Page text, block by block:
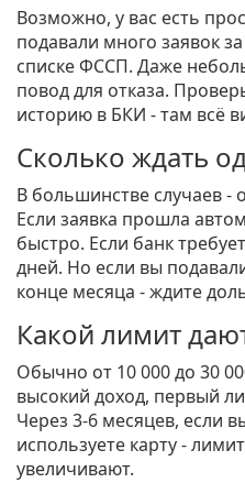
Возможно, у вас есть
подавали много заявок
списке ФССП. Даже
повод для отказа.
историю в БКИ - там всё
Сколько ждать
В большинстве случаев -
Если заявка прошла
быстро. Если банк
дней. Но если вы
конце месяца - ждите
Какой лимит
Обычно от 10 000 до 30
высокий доход, первый
Через 3-6 месяцев, если
используете карту -
увеличивают.